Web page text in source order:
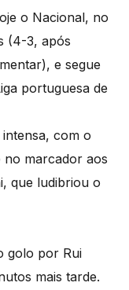
o Nacional, no
(4-3, após
e segue
portuguesa de
com o
no marcador aos
que ludibriou o
golo por Rui
mais tarde.